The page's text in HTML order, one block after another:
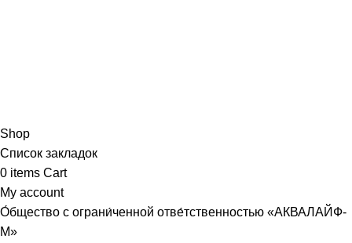
Shop
Список закладок
0 items Cart
My account
О́бщество с ограни́ченной отве́тственностью «АКВАЛАЙФ-
М»